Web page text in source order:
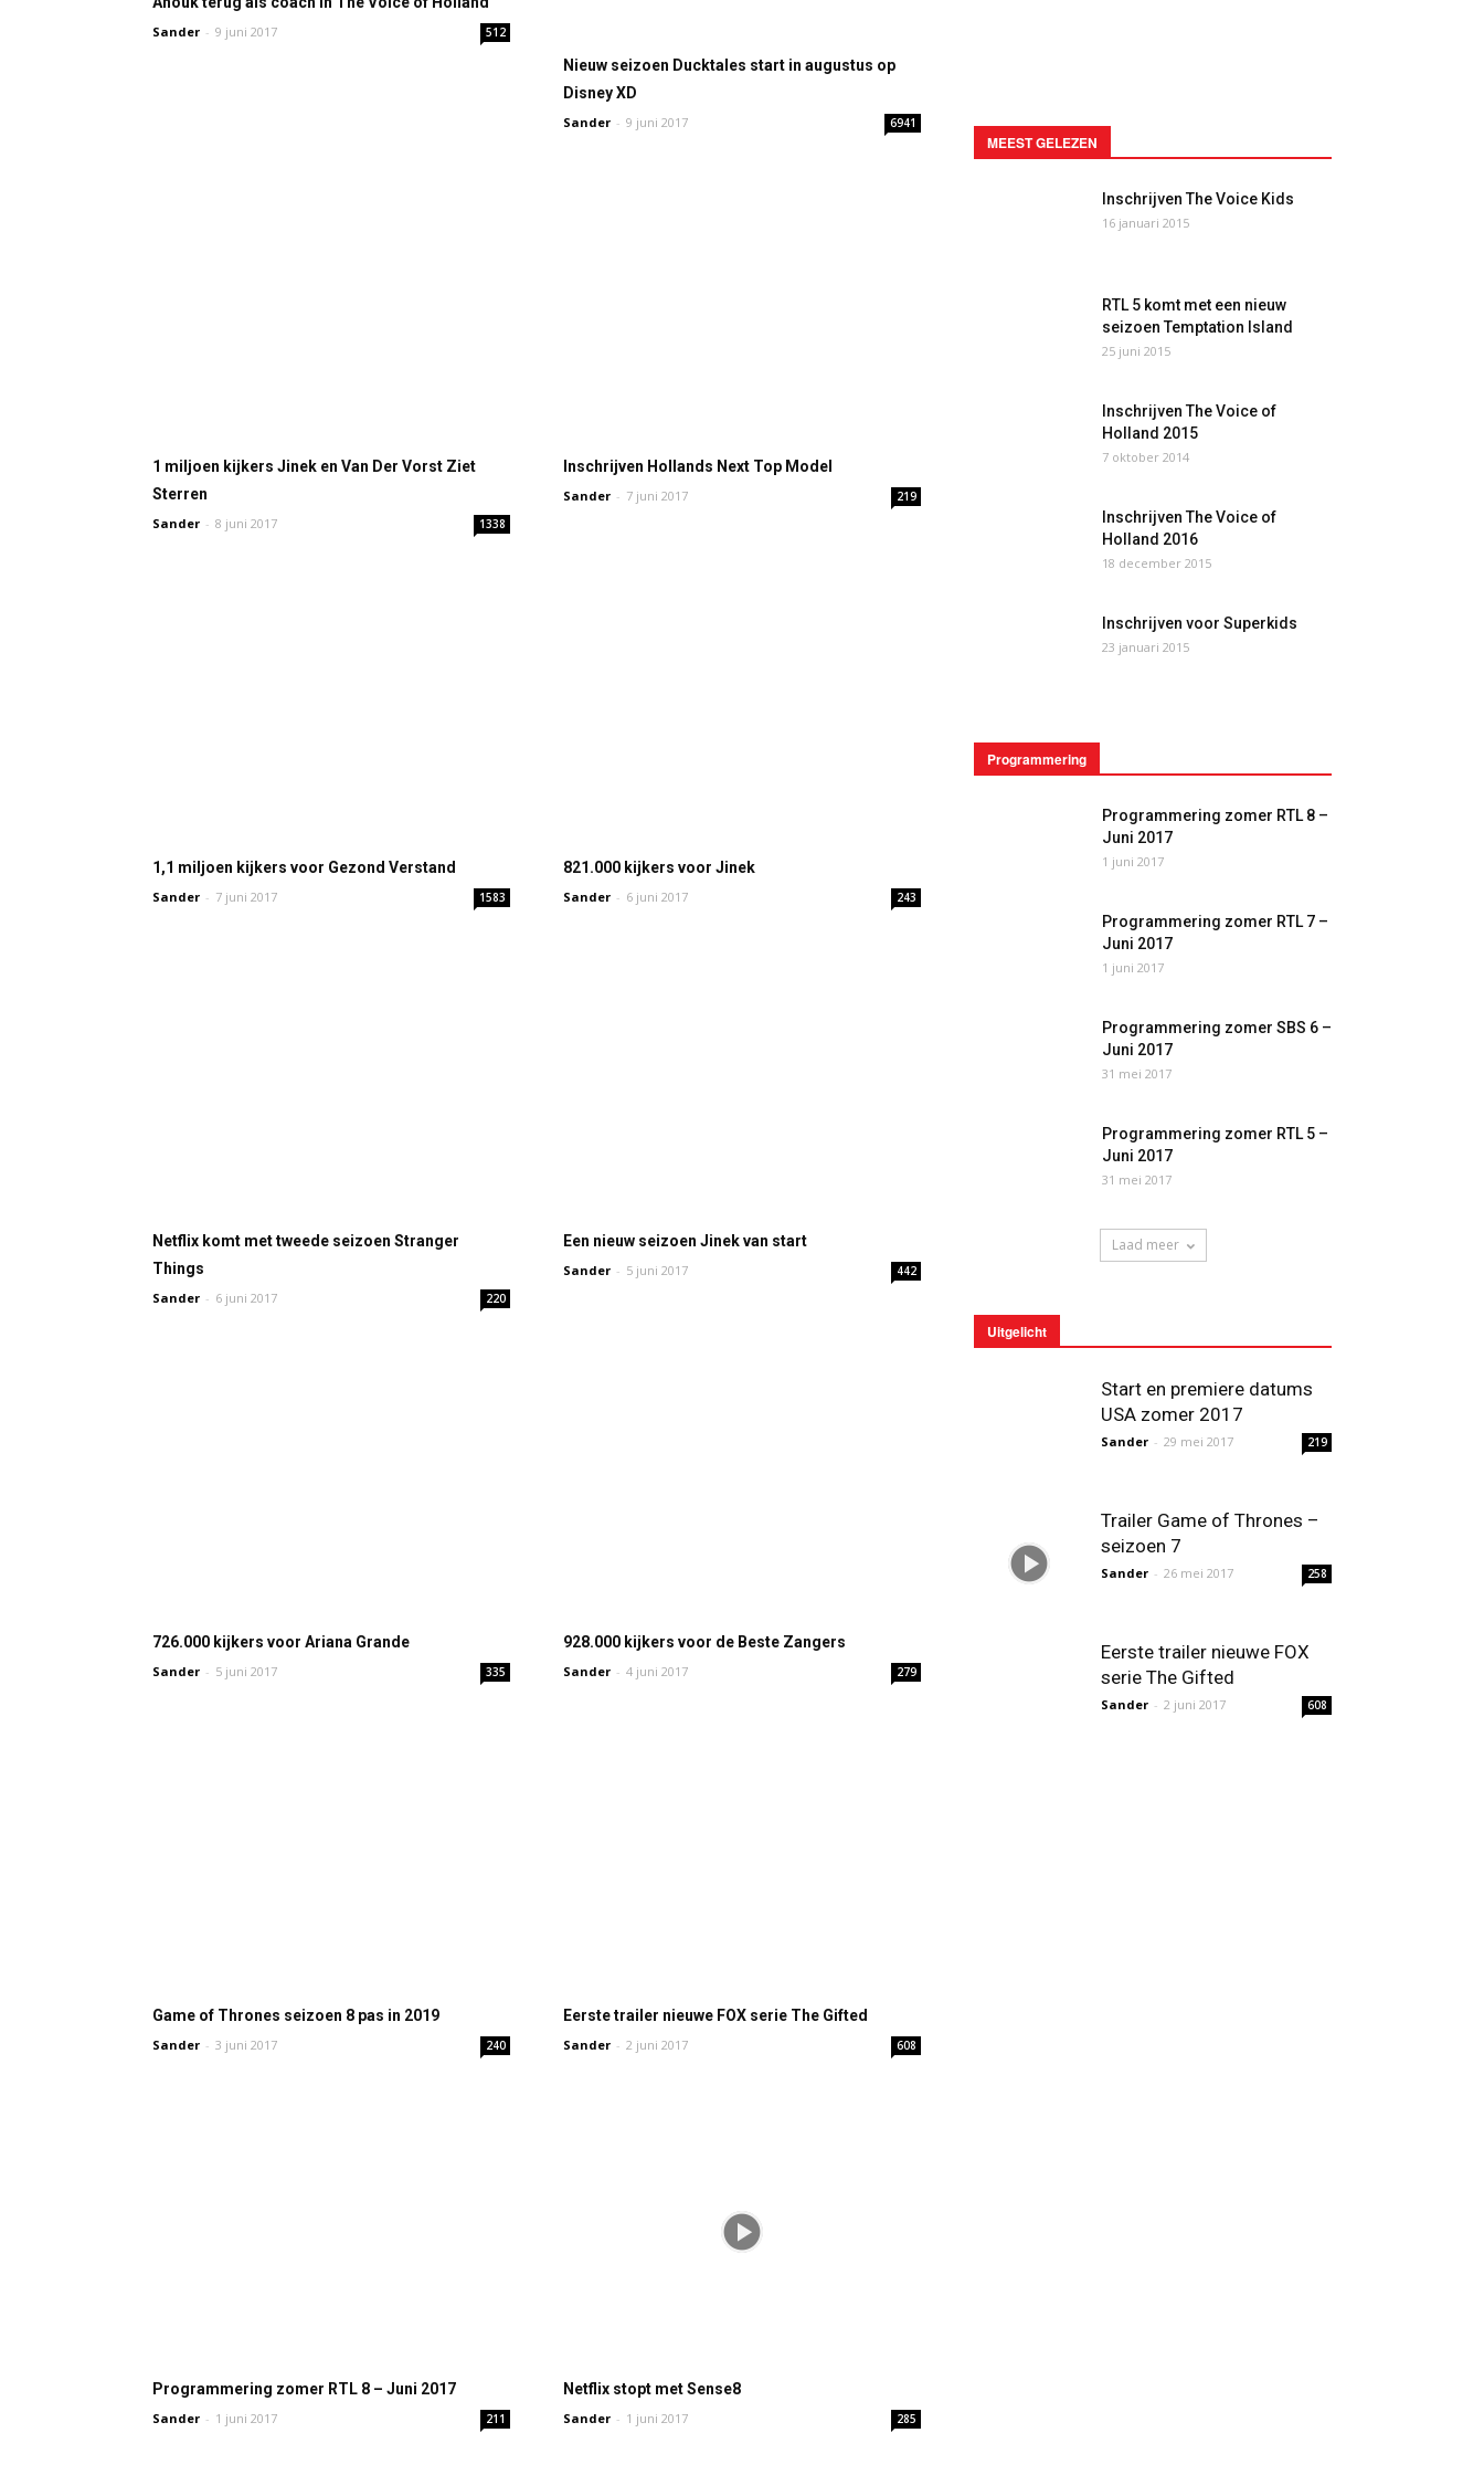
Sander - 9 juni 2017 512
Nieuw seizoen Ducktales start in augustus op
Disney XD
Sander - 9 juni 2017 6941
1 miljoen kijkers Jinek en Van Der Vorst Ziet
Sterren
Sander - 8 juni 2017 1338
Inschrijven Hollands Next Top Model
Sander - 7 juni 2017 219
1,1 miljoen kijkers voor Gezond Verstand
Sander - 7 juni 2017 1583
821.000 kijkers voor Jinek
Sander - 6 juni 2017 243
Netflix komt met tweede seizoen Stranger
Things
Sander - 6 juni 2017 220
Een nieuw seizoen Jinek van start
Sander - 5 juni 2017 442
726.000 kijkers voor Ariana Grande
Sander - 5 juni 2017 335
928.000 kijkers voor de Beste Zangers
Sander - 4 juni 2017 279
Game of Thrones seizoen 8 pas in 2019
Sander - 3 juni 2017 240
Eerste trailer nieuwe FOX serie The Gifted
Sander - 2 juni 2017 608
Programmering zomer RTL 8 – Juni 2017
Sander - 1 juni 2017 211
Netflix stopt met Sense8
Sander - 1 juni 2017 285
MEEST GELEZEN
Inschrijven The Voice Kids
16 januari 2015
RTL 5 komt met een nieuw
seizoen Temptation Island
25 juni 2015
Inschrijven The Voice of
Holland 2015
7 oktober 2014
Inschrijven The Voice of
Holland 2016
18 december 2015
Inschrijven voor Superkids
23 januari 2015
Programmering
Programmering zomer RTL 8 –
Juni 2017
1 juni 2017
Programmering zomer RTL 7 –
Juni 2017
1 juni 2017
Programmering zomer SBS 6 –
Juni 2017
31 mei 2017
Programmering zomer RTL 5 –
Juni 2017
31 mei 2017
Laad meer
Uitgelicht
Start en premiere datums
USA zomer 2017
Sander - 29 mei 2017 219
Trailer Game of Thrones –
seizoen 7
Sander - 26 mei 2017 258
Eerste trailer nieuwe FOX
serie The Gifted
Sander - 2 juni 2017 608